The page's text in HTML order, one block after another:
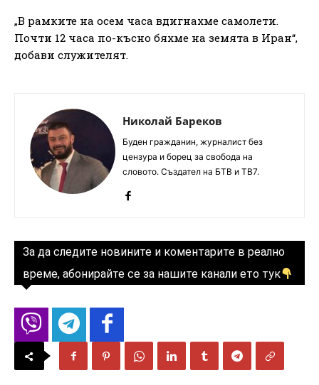
„В рамките на осем часа вдигнахме самолети.
Почти 12 часа по-късно бяхме на земята в Иран“,
добави служителят.
Николай Бареков
Буден гражданин, журналист без
цензура и борец за свобода на
словото. Създател на БТВ и ТВ7.
За да следите новините и коментарите в реално
време, абонирайте се за нашите канали ето тук